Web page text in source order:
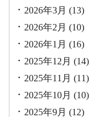
2026年3月 (13)
2026年2月 (10)
2026年1月 (16)
2025年12月 (14)
2025年11月 (11)
2025年10月 (10)
2025年9月 (12)